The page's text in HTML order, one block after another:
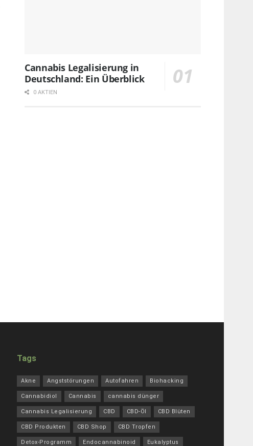
Cannabis Legalisierung in
Deutschland: Ein Überblick
0 AKTIEN
Tags
Akne Angststörungen Autofahren Biohacking
Cannabidiol Cannabis cannabis dünger
Cannabis Legalisierung CBD CBD-Öl CBD Blüten
CBD Produkten CBD Shop CBD Tropfen
Detox-Programm Endocannabinoid Eukalyptus